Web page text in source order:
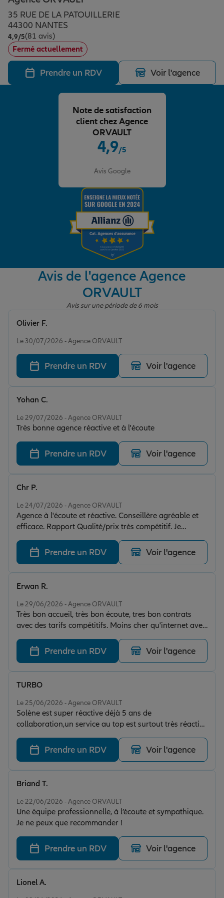
Assurance emprunteur
Prévoyance et dépendance
Assurance animal de compagnie
Protection de la famille
Protection juridique
Épargne & retraite
Plan épargne retraite
Assurance vie
Placements financiers
Investissements immobiliers
Transmission
Vos projets
Partir en vacances
Départ à la retraite
Préparer l’avenir
Conseil assurance
Assurance habitation
Le Pack Famille
Garantie des accidents de la vie
Assurance scolaire
Retraite
Tous nos devis d'assurance
Allianz en France
35 RUE DE LA PATOUILLERIE
44300 NANTES
4,9/5Note de 4.9 sur 5
(81 avis)
Fermé actuellement
Prendre un RDV Voir l'agence
4,9/5
Avis Google
Note de satisfaction
client chez Agence
ORVAULT
Avis de l'agence Agence
ORVAULT
Avis sur une période de 6 mois
Le 30/07/2026 - Agence ORVAULT
Olivier F.
Prendre un RDV Voir l'agence
Le 29/07/2026 - Agence ORVAULT
Très bonne agence réactive et à l'écoute
Yohan C.
Prendre un RDV Voir l'agence
Le 24/07/2026 - Agence ORVAULT
Agence à l'écoute et réactive. Conseillère agréable et
efficace. Rapport Qualité/prix très compétitif. Je
recommande vivement
Chr P.
Prendre un RDV Voir l'agence
Le 29/06/2026 - Agence ORVAULT
Très bon accueil, très bon écoute, tres bon contrats
avec des tarifs compétitifs. Moins cher qu'internet avec
une agence de proximité.
Erwan R.
Prendre un RDV Voir l'agence
Le 25/06/2026 - Agence ORVAULT
Solène est super réactive déjà 5 ans de
collaboration,un service au top est surtout très réactive
quand il y des demande , je recommande les yeux
fermés
TURBO
Prendre un RDV Voir l'agence
Le 22/06/2026 - Agence ORVAULT
Une équipe professionnelle, à l’écoute et sympathique.
Je ne peux que recommander !
Briand T.
Prendre un RDV Voir l'agence
Lionel A.